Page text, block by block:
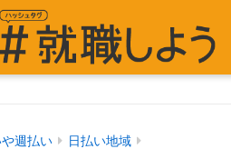
週払い 日払い地域